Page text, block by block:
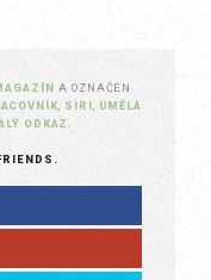
A OZNAČEN
SIRI
UMĚLÁ
ODKAZ